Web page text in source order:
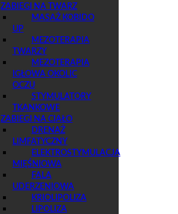
ZABIEGI NA TWARZ
MASAŻ KOBIDO
UP
MEZOTERAPIA
TWARZY
MEZOTERAPIA
IGŁOWA OKOLIC
OCZU
STYMULATORY
TKANKOWE
ZABIEGI NA CIAŁO
DRENAŻ
LIMFATYCZNY
ELEKTROSTYMULACJA
MIĘŚNIOWA
FALA
UDERZENIOWA
KRIOLIPOLIZA
LIPOLIZA